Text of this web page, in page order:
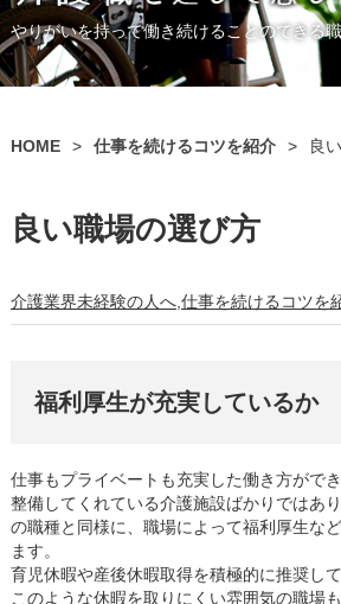
やりがいを持って働き続けることのできる
HOME > 仕事を続けるコツを紹介 > 良
良い職場の選び方
介護業界未経験の人へ 仕事を続けるコツを
福利厚生が充実しているか
仕事もプライベートも充実した働き方がで
整備してくれている介護施設ばかりではあ
の職種と同様に、職場によって福利厚生な
ます。
育児休暇や産後休暇取得を積極的に推奨し
このような休暇を取りにくい雰囲気の職場